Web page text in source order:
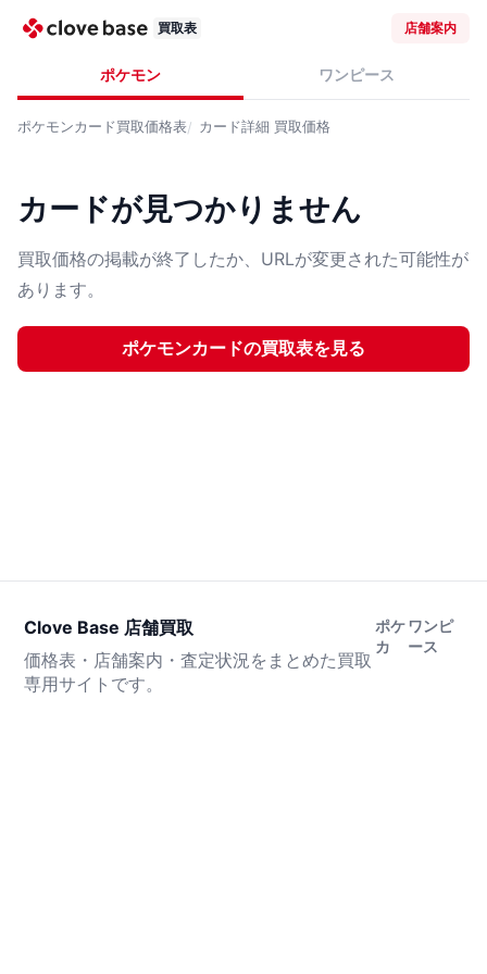
買取表 店舗案内
ポケモン ワンピース
ポケモンカード買取価格表 カード詳細 買取価格
カードが見つかりません
買取価格の掲載が終了したか、URLが変更された可能性が
あります。
ポケモンカードの買取表を見る
Clove Base 店舗買取
価格表・店舗案内・査定状況をまとめた買取
専用サイトです。
ポケ
カ
ワンピ
ース